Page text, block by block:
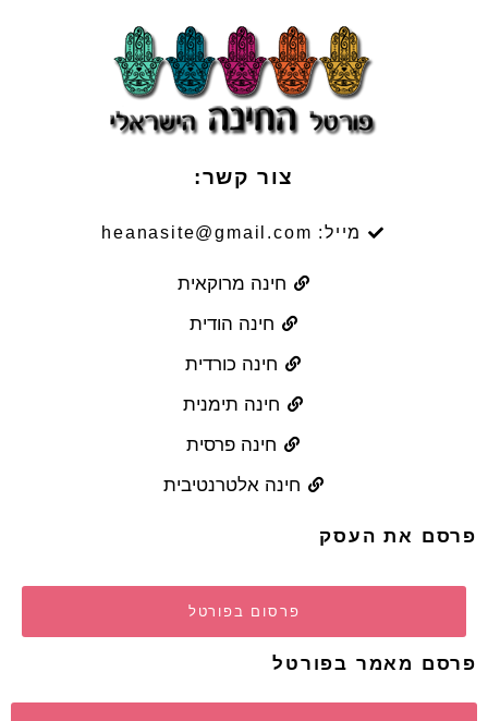
צור קשר:
מייל: heanasite@gmail.com
חינה מרוקאית
חינה הודית
חינה כורדית
חינה תימנית
חינה פרסית
חינה אלטרנטיבית
פרסם את העסק
פרסום בפורטל
פרסם מאמר בפורטל